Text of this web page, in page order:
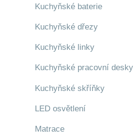
Kuchyňské baterie
Kuchyňské dřezy
Kuchyňské linky
Kuchyňské pracovní desky
Kuchyňské skříňky
LED osvětlení
Matrace